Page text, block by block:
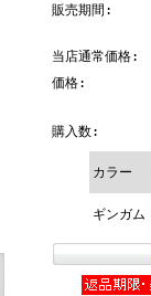
販売期間:
当店通常価格:
価格:
購入数:
カラー
ギンガム